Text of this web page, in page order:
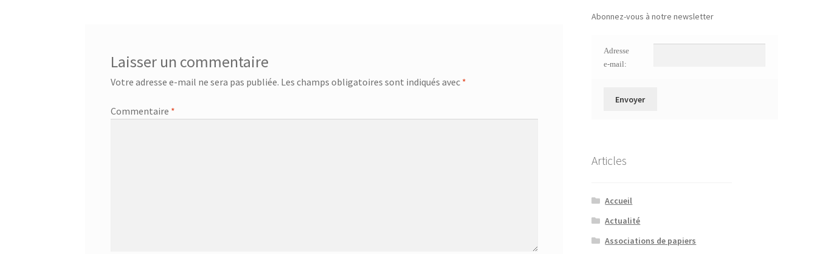
Laisser un commentaire
Votre adresse e-mail ne sera pas publiée. Les champs obligatoires sont indiqués avec *
Commentaire *
Abonnez-vous à notre newsletter
Adresse
e-mail:
Articles
Accueil
Actualité
Associations de papiers